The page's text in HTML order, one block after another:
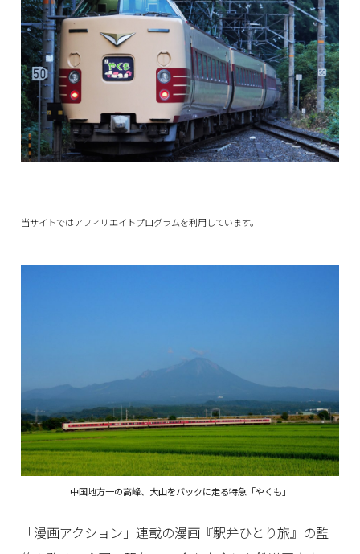
当サイトではアフィリエイトプログラムを利用しています。
中国地方一の高峰、大山をバックに走る特急「やくも」
「漫画アクション」連載の漫画『駅弁ひとり旅』の監